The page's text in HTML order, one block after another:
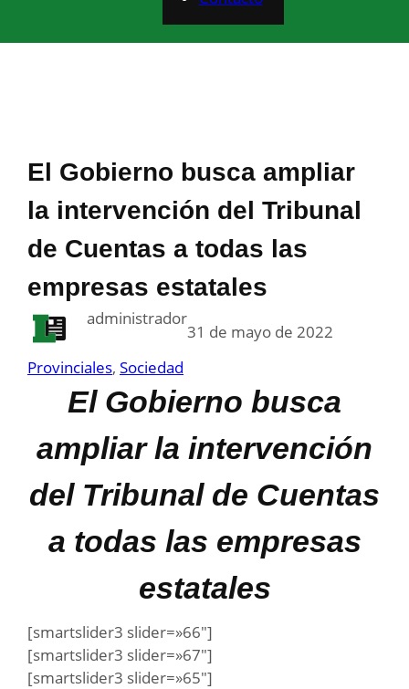
El Gobierno busca ampliar
la intervención del Tribunal
de Cuentas a todas las
empresas estatales
administrador
31 de mayo de 2022
Provinciales, Sociedad
El Gobierno busca
ampliar la intervención
del Tribunal de Cuentas
a todas las empresas
estatales
[smartslider3 slider=»66″]
[smartslider3 slider=»67″]
[smartslider3 slider=»65″]